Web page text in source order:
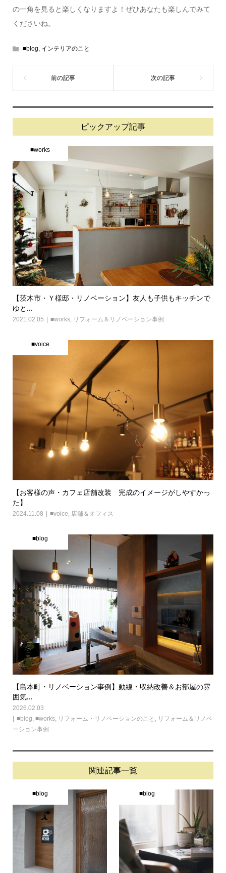
の一角を見ると楽しくなりますよ！ぜひあなたも楽しんでみて
くださいね。
■blog, インテリアのこと
ピックアップ記事
■works
【茨木市・Ｙ様邸・リノベーション】友人も子供もキッチンで
ゆと...
2021.02.05 ■works, リフォーム＆リノベーション事例
■voice
【お客様の声・カフェ店舗改装 完成のイメージがしやすかっ
た】
2024.11.08 ■voice, 店舗＆オフィス
■blog
【島本町・リノベーション事例】動線・収納改善＆お部屋の雰
囲気...
2026.02.03
■blog ■works, リフォーム・リノベーションのこと
リフォーム＆リノベ
ーション事例
関連記事一覧
■blog ■blog